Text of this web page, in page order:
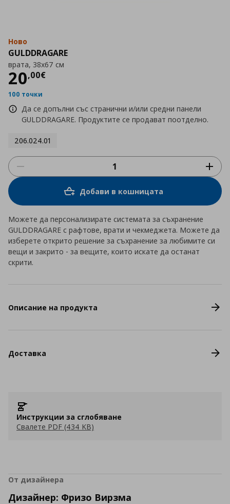
Ново
GULDDRAGARE
врата, 38x67 см
20,00€
Цена
100 точки
Да се допълни със странични и/или средни панели
GULDDRAGARE. Продуктите се продават поотделно.
206.024.01
Добави в кошницата
Можете да персонализирате системата за съхранение
GULDDRAGARE с рафтове, врати и чекмеджета. Можете да
изберете открито решение за съхранение за любимите си
вещи и закрито - за вещите, които искате да останат
скрити.
Описание на продукта
Доставка
Инструкции за сглобяване
Свалете PDF (434 KB)
От дизайнера
Дизайнер: Фризо Вирзма